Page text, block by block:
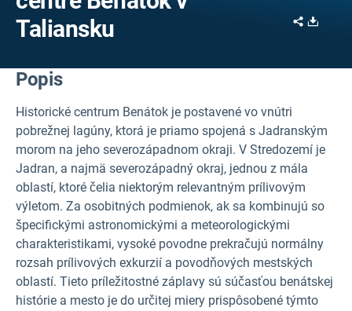
Taliansku
Share
Popis
Historické centrum Benátok je postavené vo vnútri
pobrežnej lagúny, ktorá je priamo spojená s Jadranským
morom na jeho severozápadnom okraji. V Stredozemí je
Jadran, a najmä severozápadný okraj, jednou z mála
oblastí, ktoré čelia niektorým relevantným prílivovým
výletom. Za osobitných podmienok, ak sa kombinujú so
špecifickými astronomickými a meteorologickými
charakteristikami, vysoké povodne prekračujú normálny
rozsah prílivových exkurzií a povodňových mestských
oblastí. Tieto príležitostné záplavy sú súčasťou benátskej
histórie a mesto je do určitej miery prispôsobené týmto